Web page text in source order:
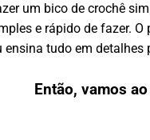
um bico de crochê
e rápido de fazer.
ensina tudo em
Então, vamos